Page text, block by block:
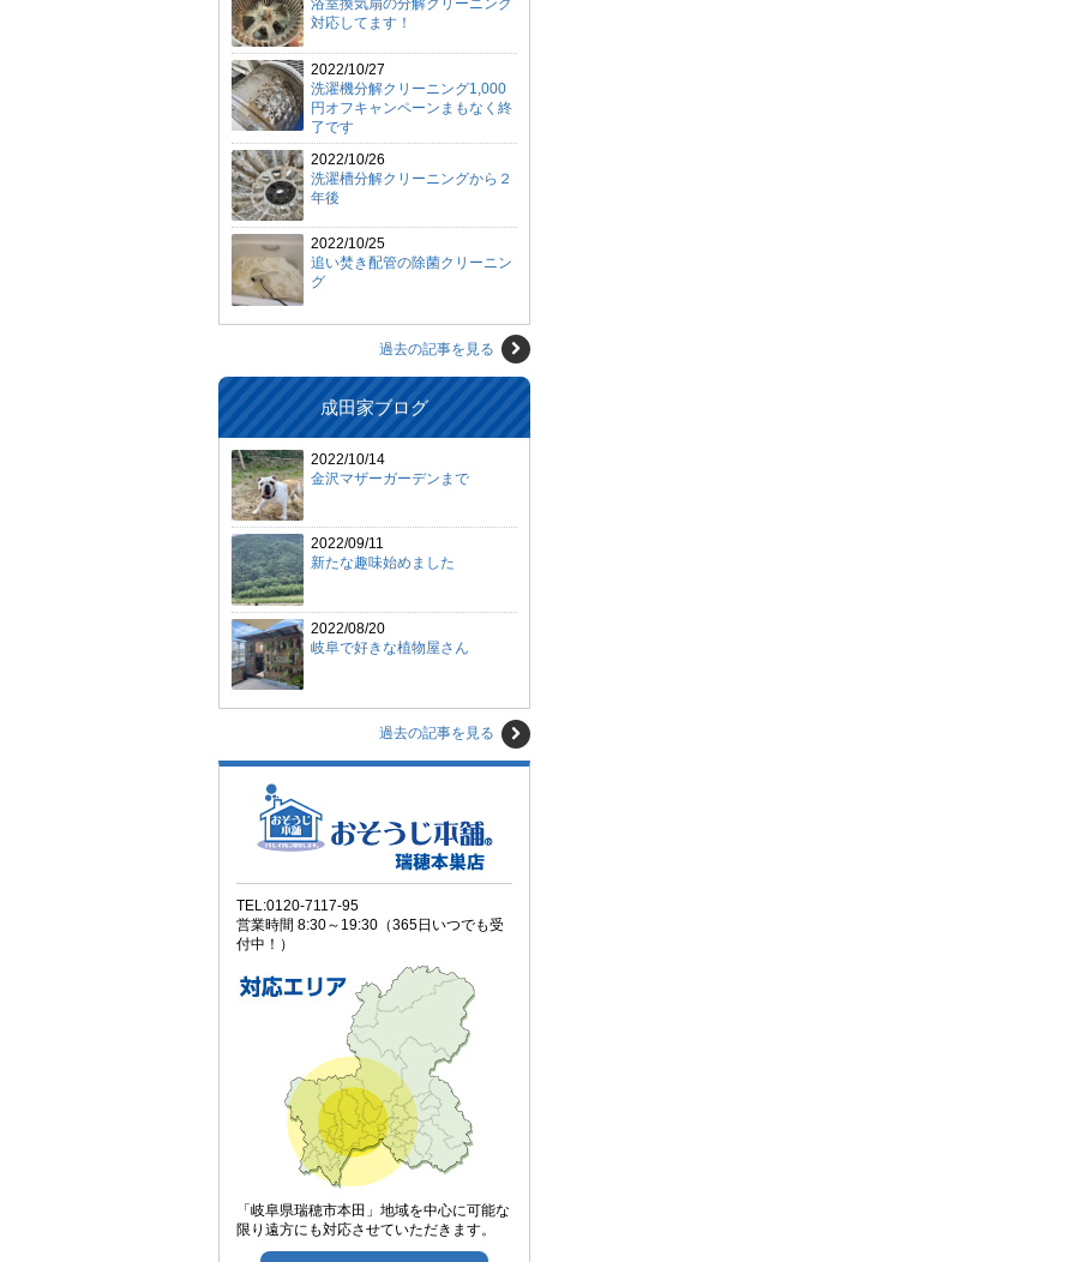
浴室換気扇の分解クリーニング
対応してます！
2022/10/27
洗濯機分解クリーニング1,000
円オフキャンペーンまもなく終
了です
2022/10/26
洗濯槽分解クリーニングから２
年後
2022/10/25
追い焚き配管の除菌クリーニン
グ
過去の記事を見る
成田家ブログ
2022/10/14
金沢マザーガーデンまで
2022/09/11
新たな趣味始めました
2022/08/20
岐阜で好きな植物屋さん
過去の記事を見る
TEL:0120-7117-95
営業時間 8:30～19:30（365日いつでも受
付中！）
「岐阜県瑞穂市本田」地域を中心に可能な
限り遠方にも対応させていただきます。